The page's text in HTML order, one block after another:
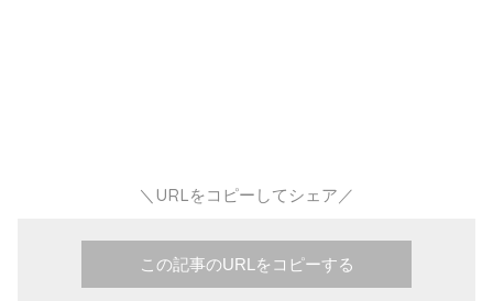
＼URLをコピーしてシェア／
この記事のURLをコピーする